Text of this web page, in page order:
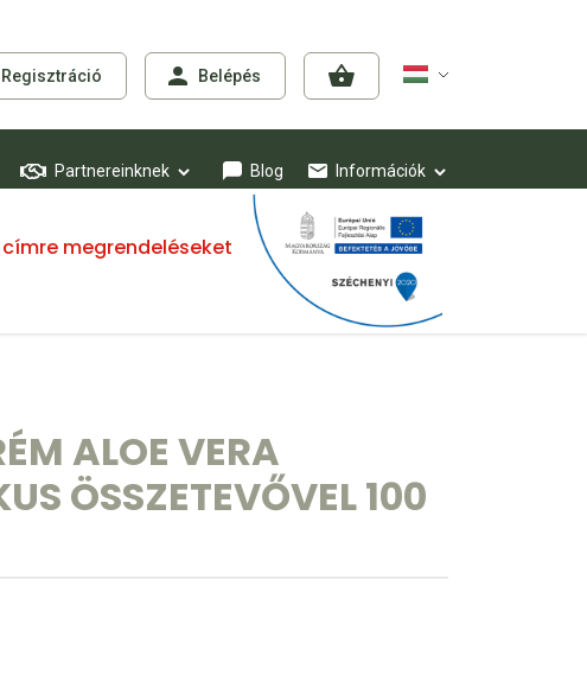
Regisztráció Belépés
Partnereinknek Blog Információk
megrendeléseket
ALOE VERA
ÖSSZETEVŐVEL 100